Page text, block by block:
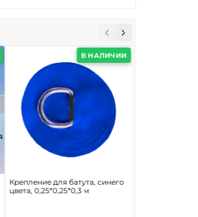
В НАЛИЧИИ
Крепление для батута, синего
цвета, 0,25*0,25*0,3 м